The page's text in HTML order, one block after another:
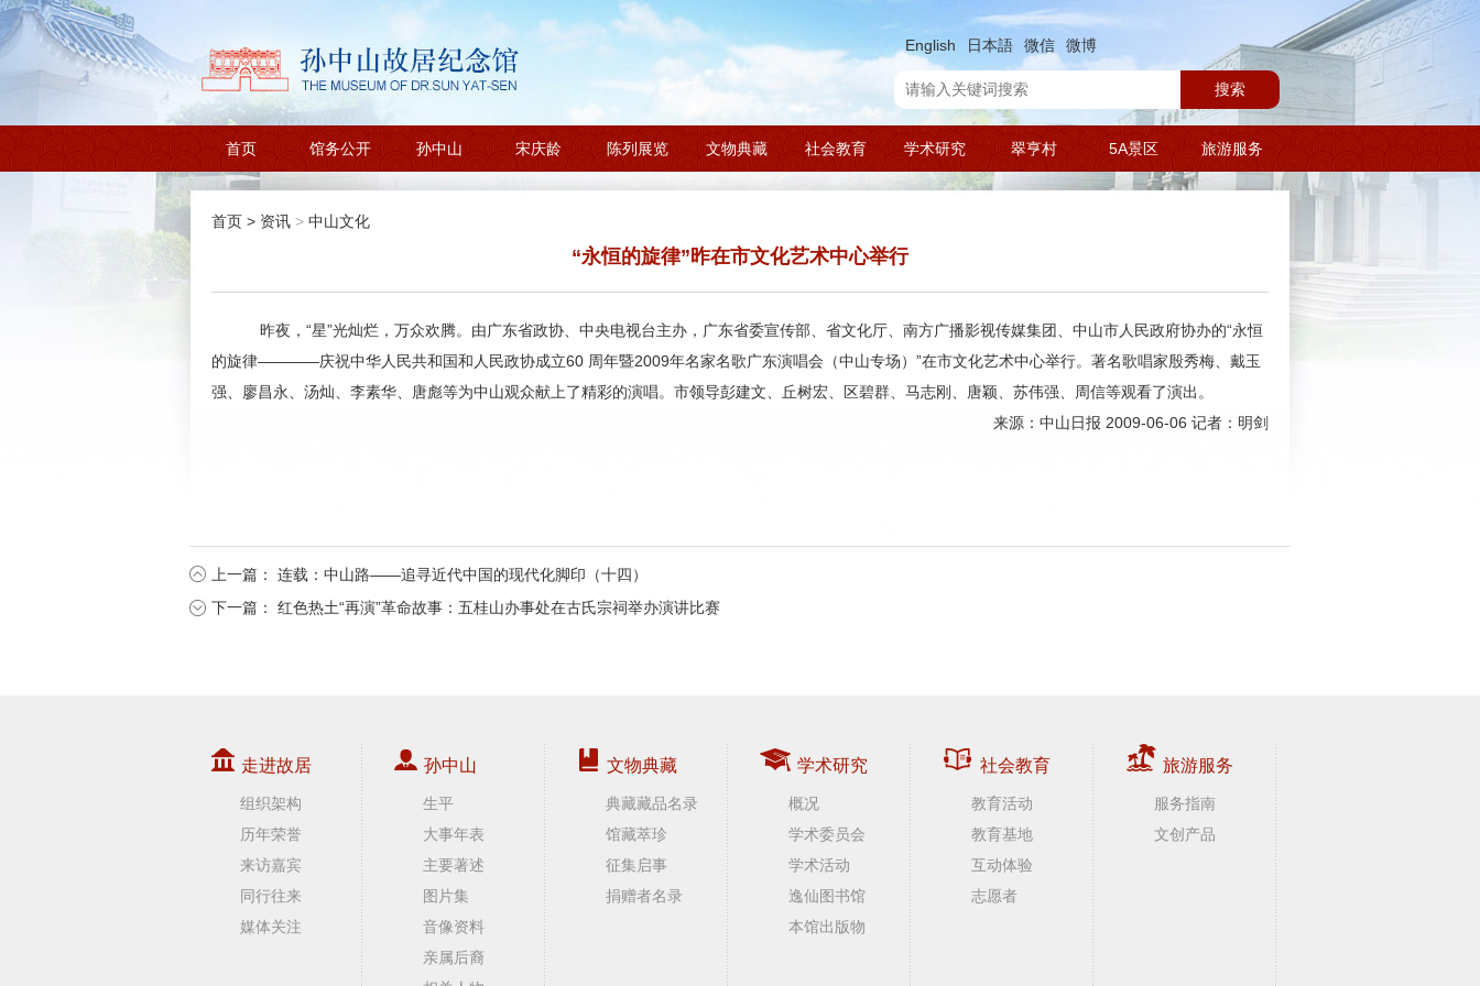
English 日本語 微信 微博
搜索
首页 馆务公开 孙中山 宋庆龄 陈列展览 文物典藏 社会教育 学术研究 翠亨村 5A景区 旅游服务
首页 > 资讯 > 中山文化
“永恒的旋律”昨在市文化艺术中心举行
昨夜，“星”光灿烂，万众欢腾。由广东省政协、中央电视台主办，广东省委宣传部、省文化厅、南方广播影视传媒集团、中山市人民政府协办的“永恒
的旋律————庆祝中华人民共和国和人民政协成立60 周年暨2009年名家名歌广东演唱会（中山专场）”在市文化艺术中心举行。著名歌唱家殷秀梅、戴玉
强、廖昌永、汤灿、李素华、唐彪等为中山观众献上了精彩的演唱。市领导彭建文、丘树宏、区碧群、马志刚、唐颖、苏伟强、周信等观看了演出。
来源：中山日报 2009-06-06 记者：明剑
上一篇： 连载：中山路——追寻近代中国的现代化脚印（十四）
下一篇： 红色热土“再演”革命故事：五桂山办事处在古氏宗祠举办演讲比赛
走进故居
组织架构
历年荣誉
来访嘉宾
同行往来
媒体关注
孙中山
生平
大事年表
主要著述
图片集
音像资料
亲属后裔
文物典藏
典藏藏品名录
馆藏萃珍
征集启事
捐赠者名录
学术研究
概况
学术委员会
学术活动
逸仙图书馆
本馆出版物
社会教育
教育活动
教育基地
互动体验
志愿者
旅游服务
服务指南
文创产品